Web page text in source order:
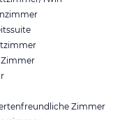
Zimmer
Zimmer